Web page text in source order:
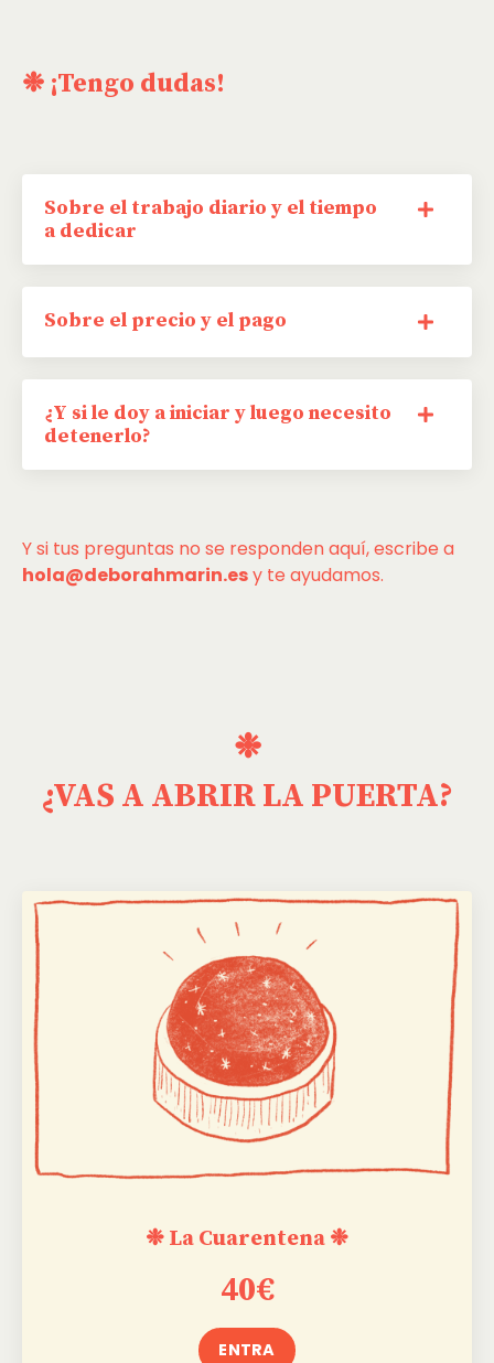
❉ ¡Tengo dudas!
Sobre el trabajo diario y el tiempo
a dedicar
Sobre el precio y el pago
¿Y si le doy a iniciar y luego necesito
detenerlo?
Y si tus preguntas no se responden aquí, escribe a
hola@deborahmarin.esy te ayudamos.
❉
¿VAS A ABRIR LA PUERTA?
❉ La Cuarentena ❉
40€
ENTRA